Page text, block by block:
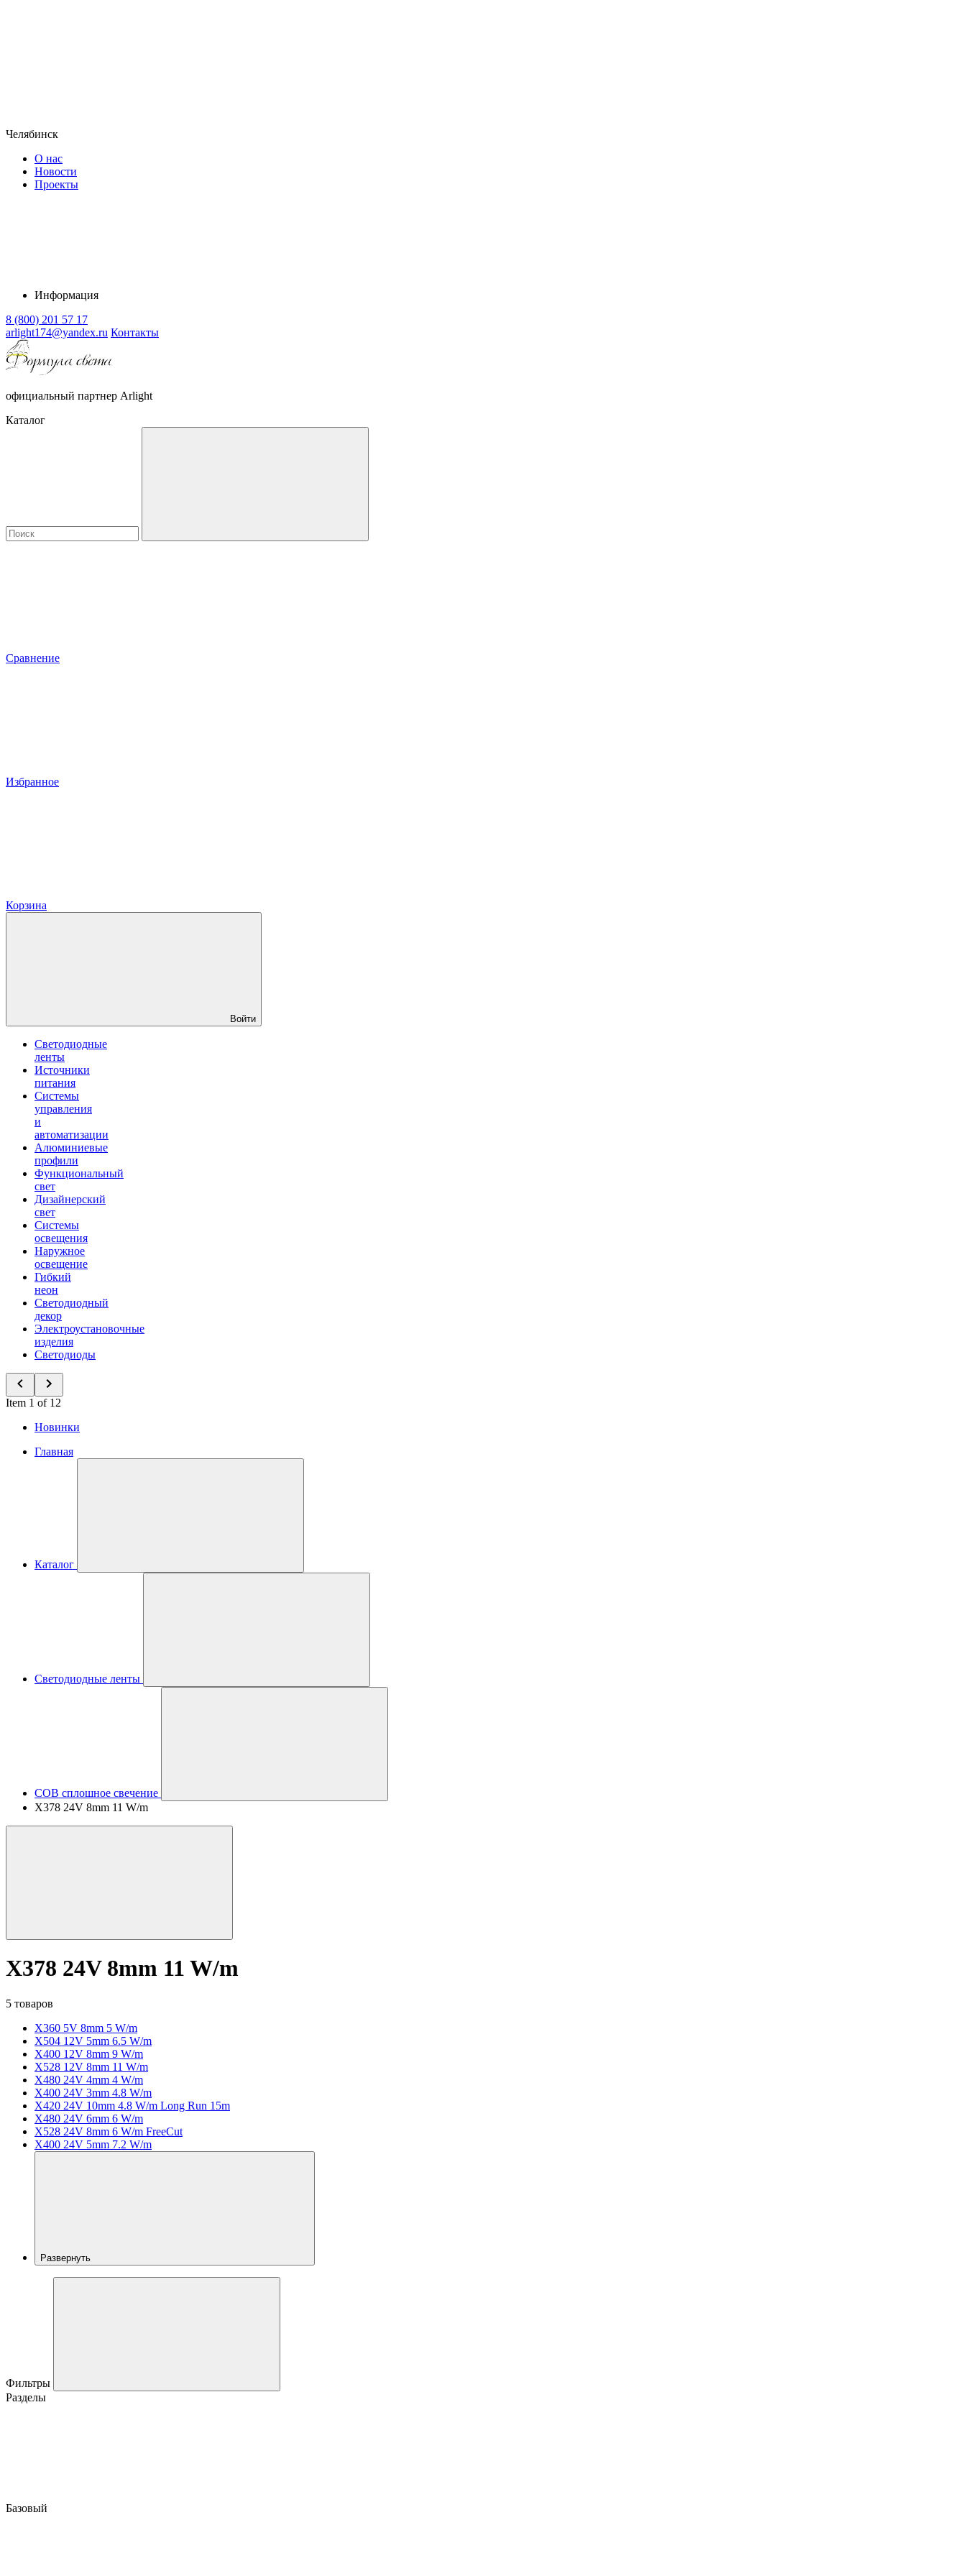
Челябинск
О нас
Новости
Проекты
Информация
8 (800) 201 57 17
arlight174@yandex.ru Контакты
официальный партнер Arlight
Каталог
Сравнение
Избранное
Корзина
Войти
Светодиодные
ленты
Источники
питания
Системы
управления
и
автоматизации
Алюминиевые
профили
Функциональный
свет
Дизайнерский
свет
Системы
освещения
Наружное
освещение
Гибкий
неон
Светодиодный
декор
Электроустановочные
изделия
Светодиоды
Item 1 of 12
Новинки
Главная
Каталог
Светодиодные ленты
COB сплошное свечение
X378 24V 8mm 11 W/m
X378 24V 8mm 11 W/m
5 товаров
X360 5V 8mm 5 W/m
X504 12V 5mm 6.5 W/m
X400 12V 8mm 9 W/m
X528 12V 8mm 11 W/m
X480 24V 4mm 4 W/m
X400 24V 3mm 4.8 W/m
X420 24V 10mm 4.8 W/m Long Run 15m
X480 24V 6mm 6 W/m
X528 24V 8mm 6 W/m FreeCut
X400 24V 5mm 7.2 W/m
Развернуть
Фильтры
Разделы
Базовый